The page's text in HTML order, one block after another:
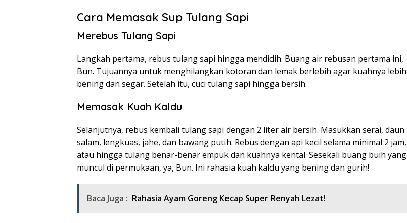
Cara Memasak Sup Tulang Sapi
Merebus Tulang Sapi
Langkah pertama, rebus tulang sapi hingga mendidih. Buang air rebusan pertama ini,
Bun. Tujuannya untuk menghilangkan kotoran dan lemak berlebih agar kuahnya lebih
bening dan segar. Setelah itu, cuci tulang sapi hingga bersih.
Memasak Kuah Kaldu
Selanjutnya, rebus kembali tulang sapi dengan 2 liter air bersih. Masukkan serai, daun
salam, lengkuas, jahe, dan bawang putih. Rebus dengan api kecil selama minimal 2 jam,
atau hingga tulang benar-benar empuk dan kuahnya kental. Sesekali buang buih yang
muncul di permukaan, ya, Bun. Ini rahasia kuah kaldu yang bening dan gurih!
Baca Juga : Rahasia Ayam Goreng Kecap Super Renyah Lezat!